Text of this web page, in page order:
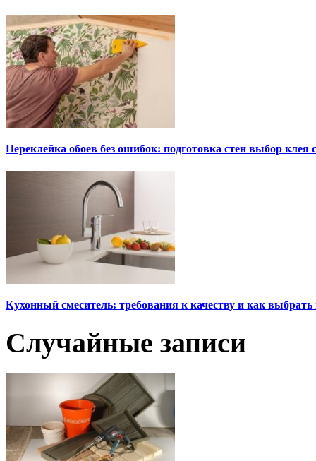
Переклейка обоев без ошибок: подготовка стен выбор клея
Кухонный смеситель: требования к качеству и как
Случайные записи